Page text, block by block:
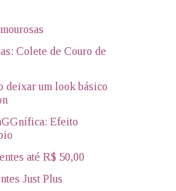
Colete de Couro de
deixar um look básico
Efeito
até R$ 50,00
Just Plus